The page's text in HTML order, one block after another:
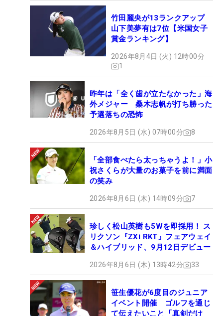
竹田麗央が13ランクアップ
山下美夢有は7位【米国女子
賞金ランキング】
2026年8月4日 (火) 12時00分
1
昨年は「全く歯が立たなかった」海
外メジャー 桑木志帆が打ち勝った
予選落ちの恐怖
2026年8月5日 (水) 07時00分 8
「全部食べたら太っちゃうよ！」小
祝さくらが大量のお菓子を前に満面
の笑み
2026年8月6日 (木) 14時09分 7
珍しく松山英樹も5Wを即採用！ ス
リクソン『ZXi RKT』フェアウェイ
＆ハイブリッド、9月12日デビュー
2026年8月6日 (木) 13時42分 33
笹生優花が6度目のジュニア
イベント開催 ゴルフを通じ
て伝えたいこと「真剣だけ